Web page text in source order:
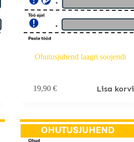
Ohutusjuhend laagri soojendi
19,90 € Lisa korvi